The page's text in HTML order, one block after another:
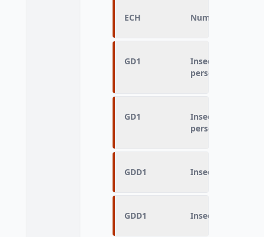
ECH Numéro
GD1
Insee Zone fine
personne
GD1
Insee Zone fine
personne
GDD1 Insee Zone fine
GDD1 Insee Zone fine